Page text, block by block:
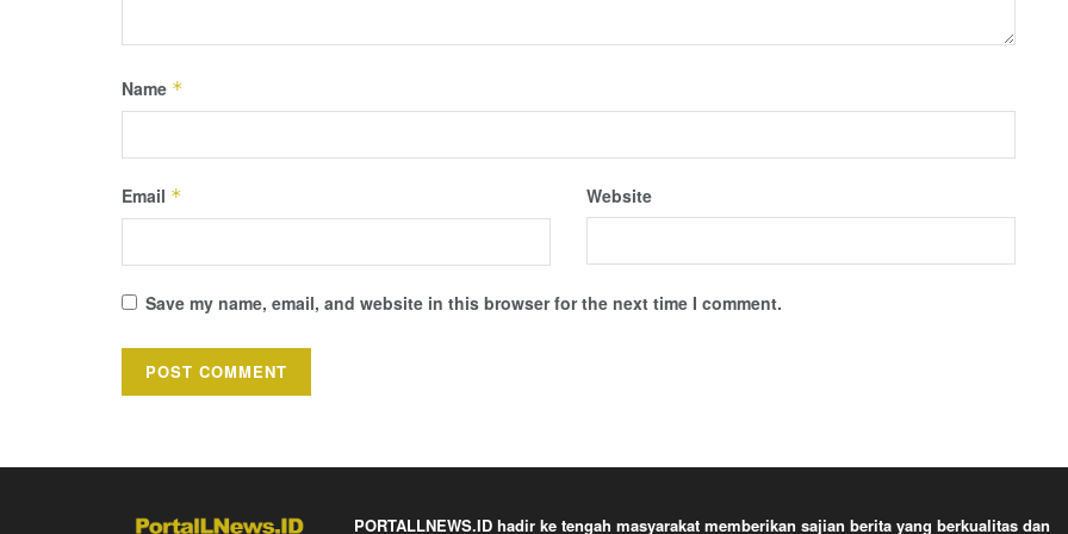
Name *
Email * Website
Save my name, email, and website in this browser for the next time I comment.
PORTALLNEWS.ID hadir ke tengah masyarakat memberikan sajian berita yang berkualitas dan